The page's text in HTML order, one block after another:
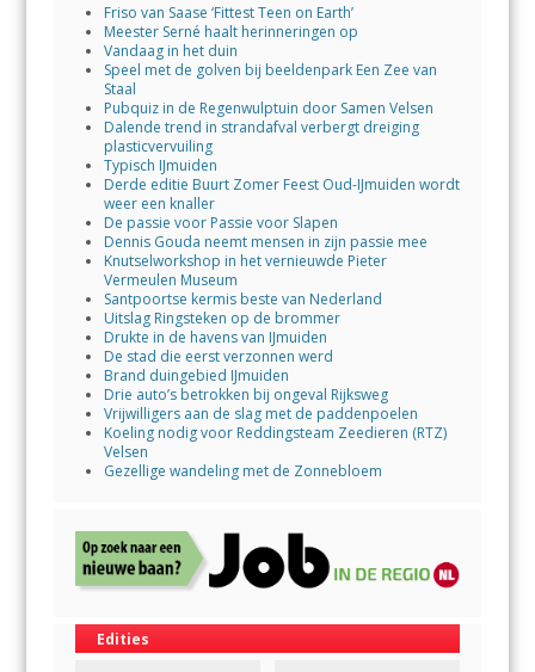
Friso van Saase ‘Fittest Teen on Earth’
Meester Serné haalt herinneringen op
Vandaag in het duin
Speel met de golven bij beeldenpark Een Zee van
Staal
Pubquiz in de Regenwulptuin door Samen Velsen
Dalende trend in strandafval verbergt dreiging
plasticvervuiling
Typisch IJmuiden
Derde editie Buurt Zomer Feest Oud-IJmuiden wordt
weer een knaller
De passie voor Passie voor Slapen
Dennis Gouda neemt mensen in zijn passie mee
Knutselworkshop in het vernieuwde Pieter
Vermeulen Museum
Santpoortse kermis beste van Nederland
Uitslag Ringsteken op de brommer
Drukte in de havens van IJmuiden
De stad die eerst verzonnen werd
Brand duingebied IJmuiden
Drie auto’s betrokken bij ongeval Rijksweg
Vrijwilligers aan de slag met de paddenpoelen
Koeling nodig voor Reddingsteam Zeedieren (RTZ)
Velsen
Gezellige wandeling met de Zonnebloem
Edities